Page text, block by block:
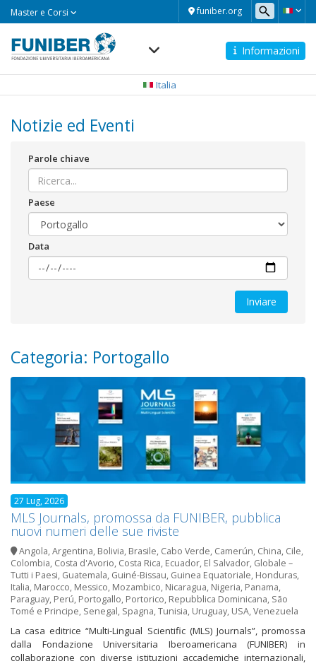
funiber.org
Master e Corsi
Informazioni
Italia
Notizie ed Eventi
Parole chiave
Paese
Data
Categoria: Portogallo
27 Lug, 2026
MLS Journals, promossa da FUNIBER, pubblica
nuovi numeri delle sue riviste
Angola,Argentina, Bolivia, Brasile, Cabo Verde, Camerún, China, Cile,
Colombia, Costa d'Avorio, Costa Rica, Ecuador, El Salvador, Globale –
Tutti i Paesi, Guatemala, Guiné-Bissau, Guinea Equatoriale, Honduras,
Italia, Marocco, Messico, Mozambico, Nicaragua, Nigeria, Panama,
Paraguay, Perú, Portogallo, Portorico, Repubblica Dominicana, São
Tomé e Principe, Senegal, Spagna,Tunisia, Uruguay, USA,Venezuela
La casa editrice “Multi-Lingual Scientific (MLS) Journals”, promossa
dalla Fondazione Universitaria Iberoamericana (FUNIBER) in
collaborazione con diverse istituzioni accademiche internazionali,